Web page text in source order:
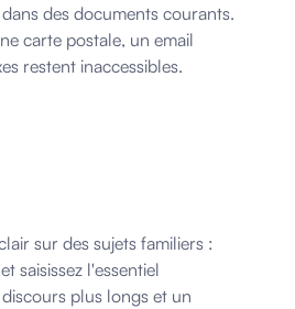
des documents courants.
carte postale, un email
restent inaccessibles.
sur des sujets familiers :
saisissez l'essentiel
plus longs et un